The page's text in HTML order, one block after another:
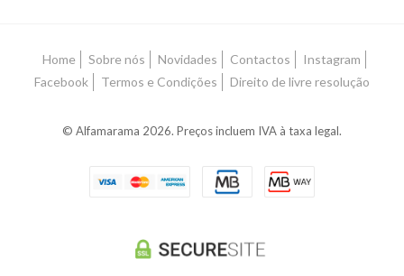
Home Sobre nós Novidades Contactos
Instagram
Facebook
Termos e Condições Direito de livre resolução
© Alfamarama 2026. Preços incluem IVA à taxa legal.